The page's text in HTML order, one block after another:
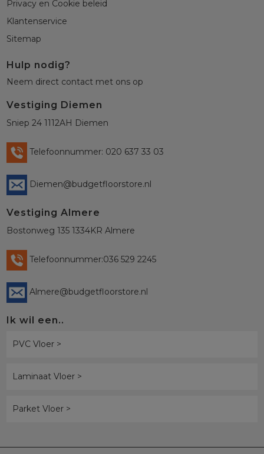
Privacy en Cookie beleid
Klantenservice
Sitemap
Hulp nodig?
Neem direct contact met ons op
Vestiging Diemen
Sniep 24 1112AH Diemen
Telefoonnummer: 020 637 33 03
Diemen@budgetfloorstore.nl
Vestiging Almere
Bostonweg 135 1334KR Almere
Telefoonnummer:036 529 2245
Almere@budgetfloorstore.nl
Ik wil een..
PVC Vloer >
Laminaat Vloer >
Parket Vloer >